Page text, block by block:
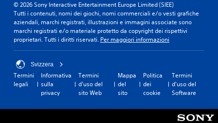
© 2026 Sony Interactive Entertainment Europe Limited (SIEE)
Tutti i contenuti, nomi dei giochi, nomi commerciali e/o vesti grafiche
aziendali, marchi registrati, illustrazioni e immagini associate sono
marchi registrati e/o materiale protetto da copyright dei rispettivi
proprietari. Tutti i diritti riservati. Per maggiori informazioni
Svizzera
Termini
legali
Informativa
sulla
privacy
Termini
d'uso del
sito Web
Mappa
del
sito
Politica
dei
cookie
Termini
d'uso del
Software